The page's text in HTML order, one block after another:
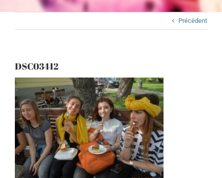
Précédent
DSC03412